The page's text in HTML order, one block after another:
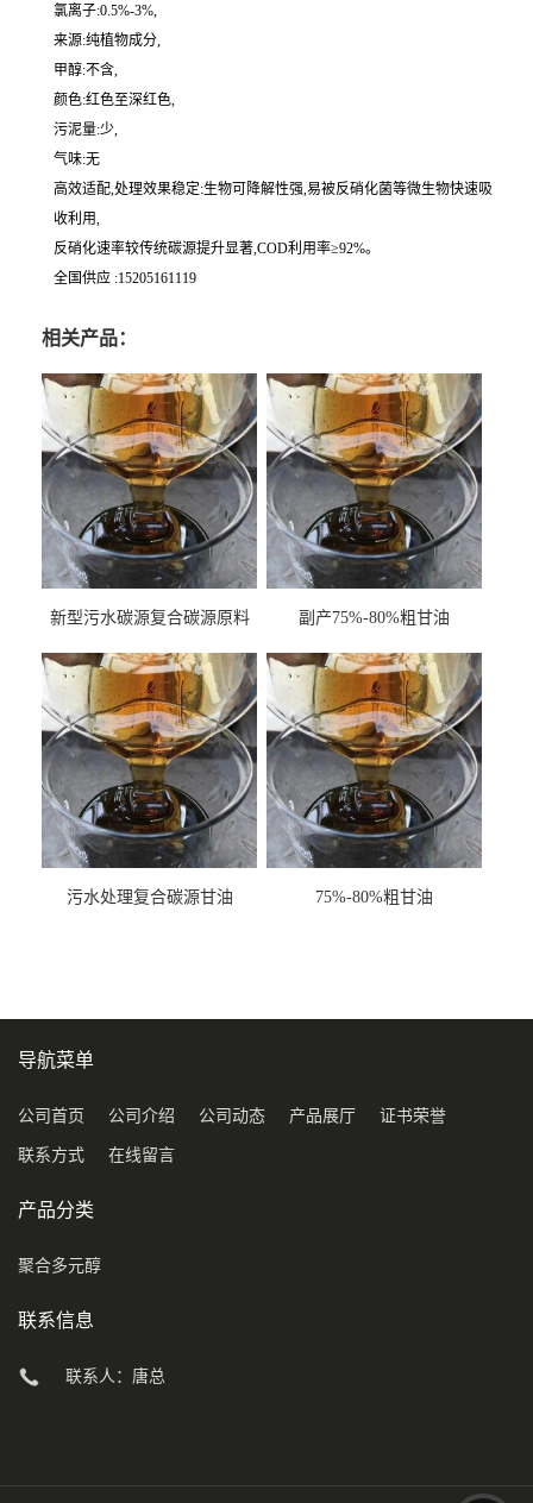
氯离子:0.5%-3%,
来源:纯植物成分,
甲醇:不含,
颜色:红色至深红色,
污泥量:少,
气味:无
高效适配,处理效果稳定:生物可降解性强,易被反硝化菌等微生物快速吸
收利用,
反硝化速率较传统碳源提升显著,COD利用率≥92%。
全国供应 :15205161119
相关产品：
新型污水碳源复合碳源原料
副产75%-80%粗甘油
污水处理复合碳源甘油
75%-80%粗甘油
导航菜单
公司首页 公司介绍 公司动态 产品展厅 证书荣誉
联系方式 在线留言
产品分类
聚合多元醇
联系信息
联系人：唐总